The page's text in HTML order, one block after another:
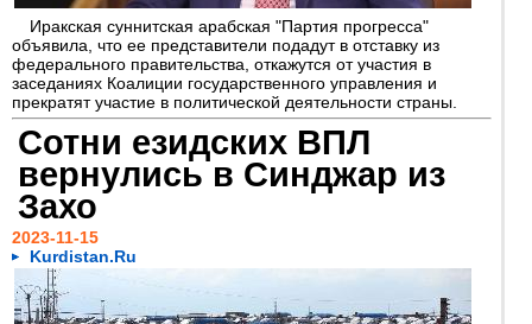
Иракская суннитская арабская "Партия прогресса"
объявила, что ее представители подадут в отставку из
федерального правительства, откажутся от участия в
заседаниях Коалиции государственного управления и
прекратят участие в политической деятельности страны.
Сотни езидских ВПЛ
вернулись в Синджар из
Захо
2023-11-15
Kurdistan.Ru